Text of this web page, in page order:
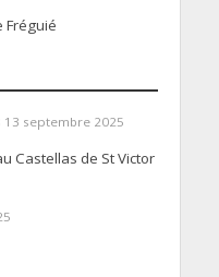
Fréguié
13 septembre 2025
Castellas de St Victor